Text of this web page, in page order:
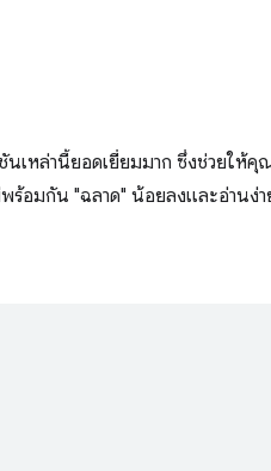
เหล่านี้ยอดเยี่ยมมาก ซึ่งช่วยให้คุ
ร้อมกัน "ฉลาด" น้อยลงและอ่านง่